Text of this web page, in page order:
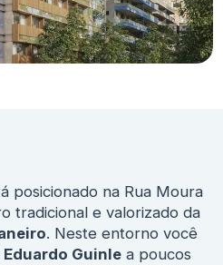
posicionado na Rua Moura
tradicional e valorizado da
. Neste entorno você
Eduardo Guinle a poucos